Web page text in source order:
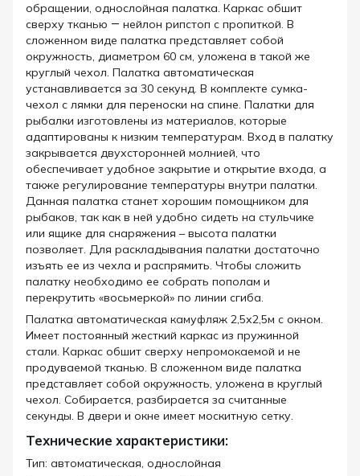
обращении, однослойная палатка. Каркас обшит
сверху тканью ― нейлон рипстоп с пропиткой. В
сложенном виде палатка представляет собой
окружность, диаметром 60 см, уложена в такой же
круглый чехол. Палатка автоматическая
устанавливается за 30 секунд. В комплекте сумка-
чехол с лямки для переноски на спине. Палатки для
рыбалки изготовлены из материалов, которые
адаптированы к низким температурам. Вход в палатку
закрывается двухсторонней молнией, что
обеспечивает удобное закрытие и открытие входа, а
также регулирование температуры внутри палатки.
Данная палатка станет хорошим помощником для
рыбаков, так как в ней удобно сидеть на стульчике
или ящике для снаряжения – высота палатки
позволяет. Для раскладывания палатки достаточно
изъять ее из чехла и распрямить. Чтобы сложить
палатку необходимо ее собрать пополам и
перекрутить «восьмеркой» по линии сгиба.
Палатка автоматическая камуфляж 2,5х2,5м с окном.
Имеет постоянный жесткий каркас из пружинной
стали. Каркас обшит сверху непромокаемой и не
продуваемой тканью. В сложенном виде палатка
представляет собой окружность, уложена в круглый
чехол. Собирается, разбирается за считанные
секунды. В двери и окне имеет москитную сетку.
Технические характеристики:
Тип: автоматическая, однослойная